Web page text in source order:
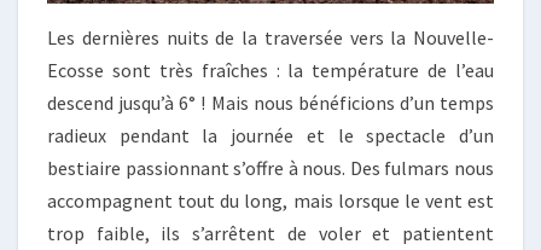
Les dernières nuits de la traversée vers la Nouvelle-
Ecosse sont très fraîches : la température de l’eau
descend jusqu’à 6° ! Mais nous bénéficions d’un temps
radieux pendant la journée et le spectacle d’un
bestiaire passionnant s’offre à nous. Des fulmars nous
accompagnent tout du long, mais lorsque le vent est
trop faible, ils s’arrêtent de voler et patientent